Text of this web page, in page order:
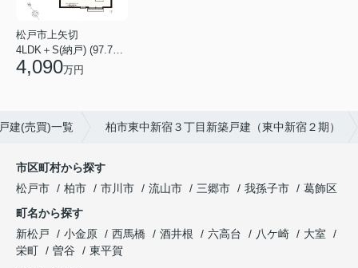
松戸市上矢切
4LDK＋S(納戸) (97.71㎡)
4,090万円
建(売買)一覧 柏市東中新宿３丁目新築戸建（東中新宿２期）
市区町村から探す
松戸市
柏市 市川市 流山市 三郷市 我孫子市
葛飾区
町名から探す
新松戸
小金原 西馬橋 酒井根 六高台 八ケ崎
大室
栄町
曽谷
東平賀